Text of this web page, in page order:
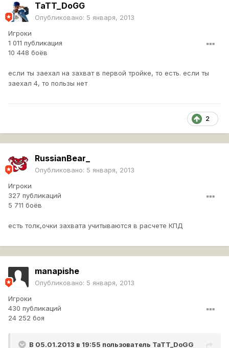
TaTT_DoGG
Опубликовано: 5 января, 2013
Игроки
1 011 публикация
10 448 боёв
если ты заехал на захват в первой тройке, то есть. если ты
заехал 4, то пользы нет
2
RussianBear_
Опубликовано: 5 января, 2013
Игроки
327 публикаций
5 711 боёв
есть толк,очки захвата учитываются в расчете КПД
manapishe
Опубликовано: 5 января, 2013
Игроки
430 публикаций
24 252 боя
В 05.01.2013 в 19:55 пользователь TaTT_DoGG